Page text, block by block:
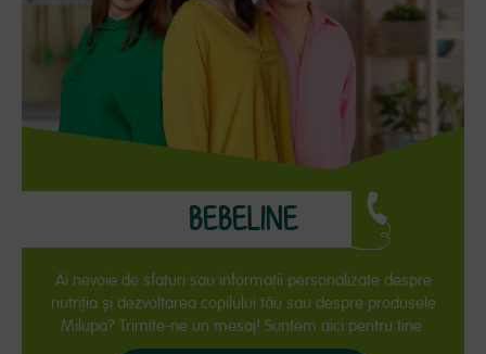
BEBELINE
Ai nevoie de sfaturi sau informaţii personalizate despre
nutriţia și dezvoltarea copilului tău sau despre produsele
Milupa? Trimite-ne un mesaj! Suntem aici pentru tine.